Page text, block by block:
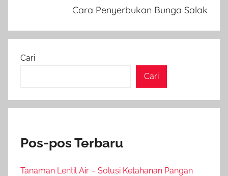
Cara Penyerbukan Bunga Salak
Cari
Cari
Pos-pos Terbaru
Tanaman Lentil Air – Solusi Ketahanan Pangan